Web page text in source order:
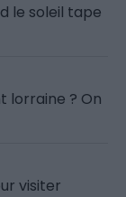
le soleil tape
lorraine ? On
visiter